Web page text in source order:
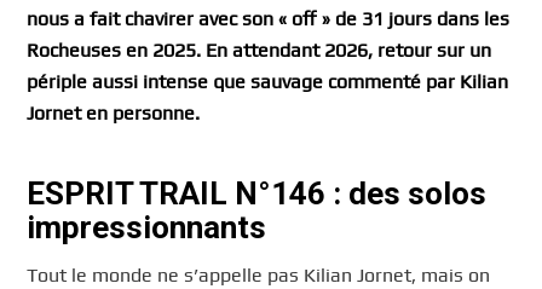
nous a fait chavirer avec son « off » de 31 jours dans les
Rocheuses en 2025. En attendant 2026, retour sur un
périple aussi intense que sauvage commenté par Kilian
Jornet en personne.
ESPRIT TRAIL N°146 : des solos
impressionnants
Tout le monde ne s’appelle pas Kilian Jornet, mais on